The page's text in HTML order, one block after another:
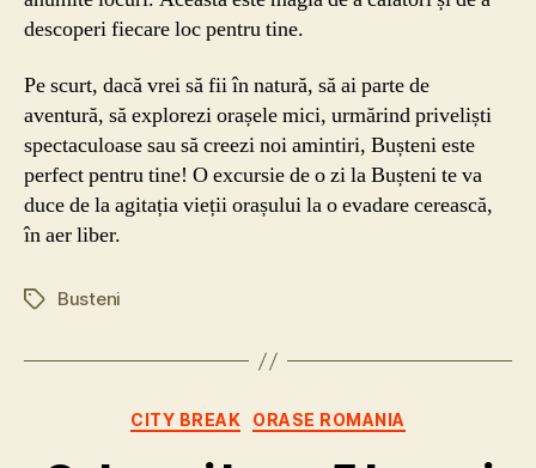
descoperi fiecare loc pentru tine.
Pe scurt, dacă vrei să fii în natură, să ai parte de
aventură, să explorezi orașele mici, urmărind priveliști
spectaculoase sau să creezi noi amintiri, Bușteni este
perfect pentru tine! O excursie de o zi la Bușteni te va
duce de la agitația vieții orașului la o evadare cerească,
în aer liber.
Etichete
Busteni
Categorii
CITY BREAK ORASE ROMANIA